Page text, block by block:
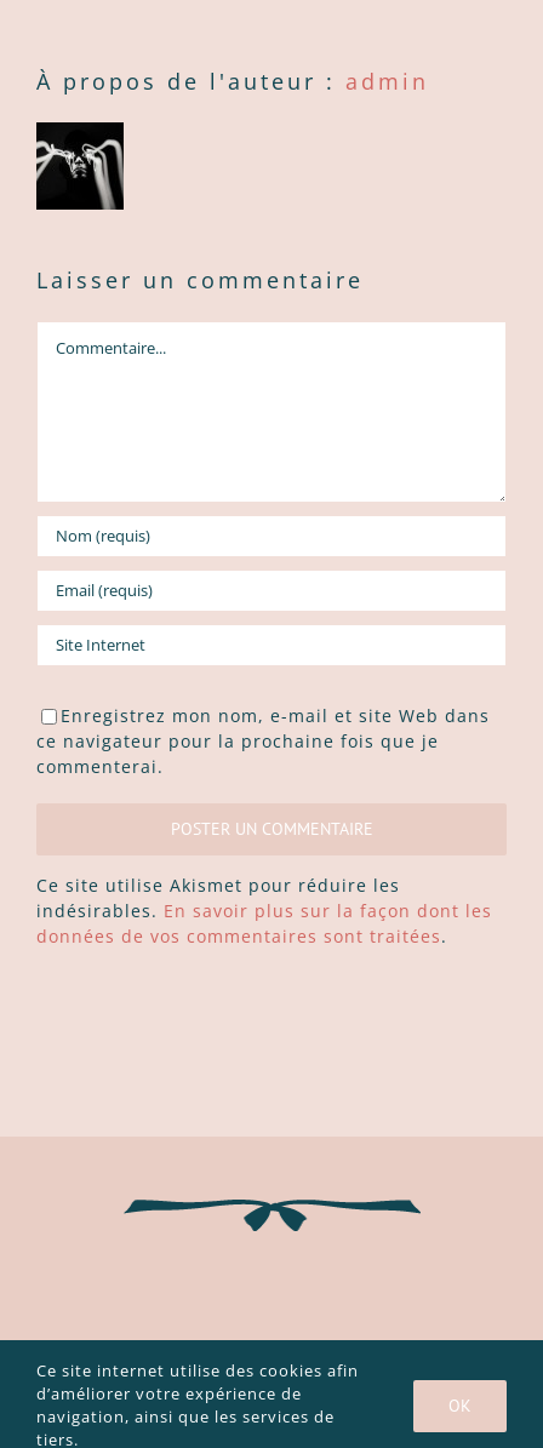
À propos de l'auteur : admin
Laisser un commentaire
Enregistrez mon nom, e-mail et site Web dans
ce navigateur pour la prochaine fois que je
commenterai.
Ce site utilise Akismet pour réduire les
indésirables. En savoir plus sur la façon dont les
données de vos commentaires sont traitées.
Copyright 2003 - 2020 Caroline Bouvier |Mentions légales et
politique de confidentialité
FacebookInstagramYouTube
Ce site internet utilise des cookies afin
d’améliorer votre expérience de
navigation, ainsi que les services de
tiers.
OK